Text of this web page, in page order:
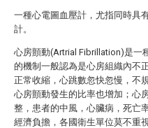
一種心電圖血壓計，尤指同時具
計。
心房顫動(Artrial Fibrillation)是一
的機制一般認為是心房組織內不
正常收縮，心跳數忽快忽慢，不
心房顫動發生的比率也增加；心
整，患者的中風，心臟病，死亡
經濟負擔，各國衛生單位莫不重視